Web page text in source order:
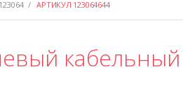
123064 / АРТИКУЛ 123064644